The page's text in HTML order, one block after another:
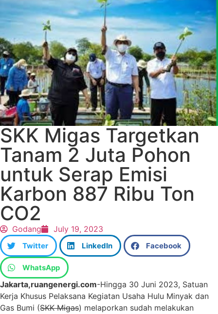
SKK Migas Targetkan
Tanam 2 Juta Pohon
untuk Serap Emisi
Karbon 887 Ribu Ton
CO2
Godang July 19, 2023
Twitter LinkedIn Facebook
WhatsApp
Jakarta,ruangenergi.com-Hingga 30 Juni 2023, Satuan
Kerja Khusus Pelaksana Kegiatan Usaha Hulu Minyak dan
Gas Bumi (SKK Migas) melaporkan sudah melakukan